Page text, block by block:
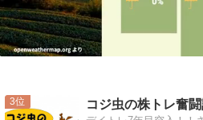
3 コジ虫の株トレ奮